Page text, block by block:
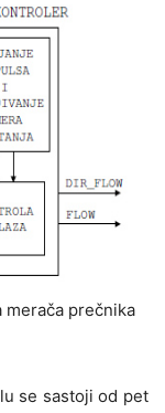
merača prečnika
se sastoji od pet